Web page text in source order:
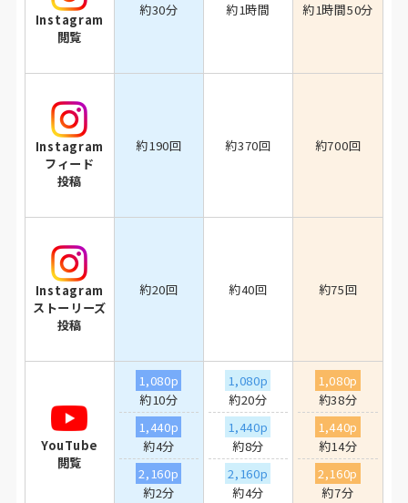
Instagram
閲覧
約30分 約1時間 約1時間50分
Instagram
フィード
投稿
約190回 約370回 約700回
Instagram
ストーリーズ
投稿
約20回 約40回 約75回
YouTube
閲覧
1,080p
約10分
1,440p
約4分
2,160p
約2分
1,080p
約20分
1,440p
約8分
2,160p
約4分
1,080p
約38分
1,440p
約14分
2,160p
約7分